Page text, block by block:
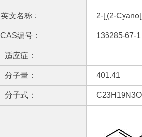
英文名称： 2-[[(2-
CAS编号： 136285-67-1
适应症：
分子量： 401.41
分子式：